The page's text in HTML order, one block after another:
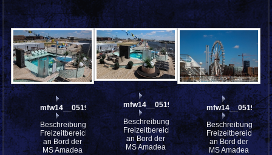
mfw14__051983
Beschreibung:
Freizeitbereiche
an Bord der
MS Amadea
mfw14__051975st
Beschreibung:
Freizeitbereiche
an Bord der
MS Amadea
mfw14__051972
Beschreibung:
Freizeitbereiche
an Bord der
MS Amadea